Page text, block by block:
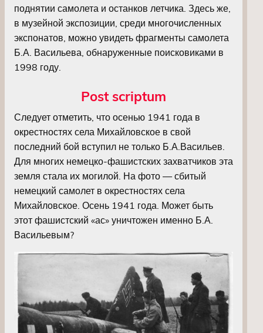
поднятии самолета и останков летчика. Здесь же,
в музейной экспозиции, среди многочисленных
экспонатов, можно увидеть фрагменты самолета
Б.А. Васильева, обнаруженные поисковиками в
1998 году.
Post scriptum
Следует отметить, что осенью 1941 года в
окрестностях села Михайловское в свой
последний бой вступил не только Б.А.Васильев.
Для многих немецко-фашистских захватчиков эта
земля стала их могилой. На фото — сбитый
немецкий самолет в окрестностях села
Михайловское. Осень 1941 года. Может быть
этот фашистский «ас» уничтожен именно Б.А.
Васильевым?